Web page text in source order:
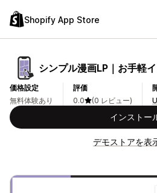
Shopify App Store
シンプル漫画LP｜お手軽
価格設定
無料体験あり
評価
0.0
(0 レビュー)
インストー
デモストアを表